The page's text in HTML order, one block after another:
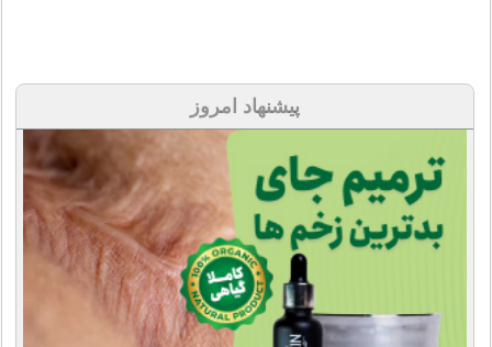
پیشنهاد امروز